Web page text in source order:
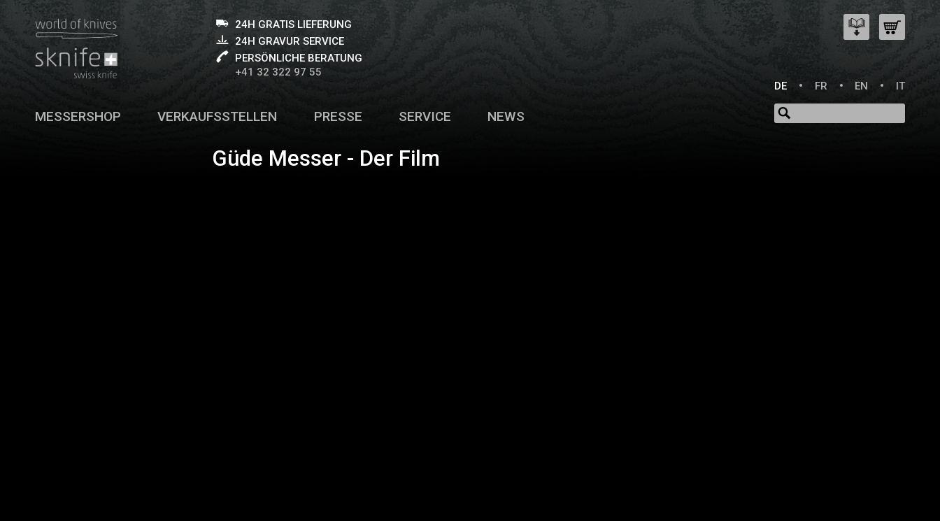
24H GRATIS LIEFERUNG
24H GRAVUR SERVICE
PERSÖNLICHE BERATUNG
+41 32 322 97 55
DE
FR EN IT
MESSERSHOP VERKAUFSSTELLEN PRESSE SERVICE NEWS
Güde Messer - Der Film